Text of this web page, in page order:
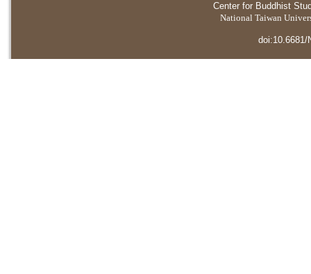
Center for Buddhist
National Taiwan
doi:10.6681/